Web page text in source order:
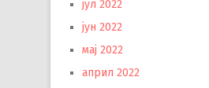
јул 2022
јун 2022
мај 2022
април 2022